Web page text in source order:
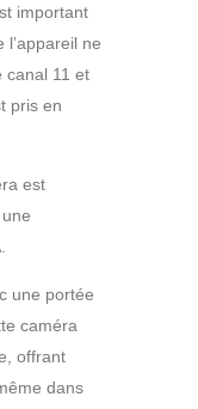
important
ne
canal 11 et
pris en
est
une portée
caméra
offrant
dans